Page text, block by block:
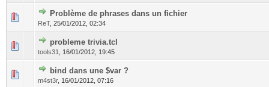
Problème de phrases dans un fichier
ReT, 25/01/2012, 02:34
probleme trivia.tcl
tools31 16/01/2012, 19:45
bind dans une $var ?
m4st3r, 16/01/2012, 07:16